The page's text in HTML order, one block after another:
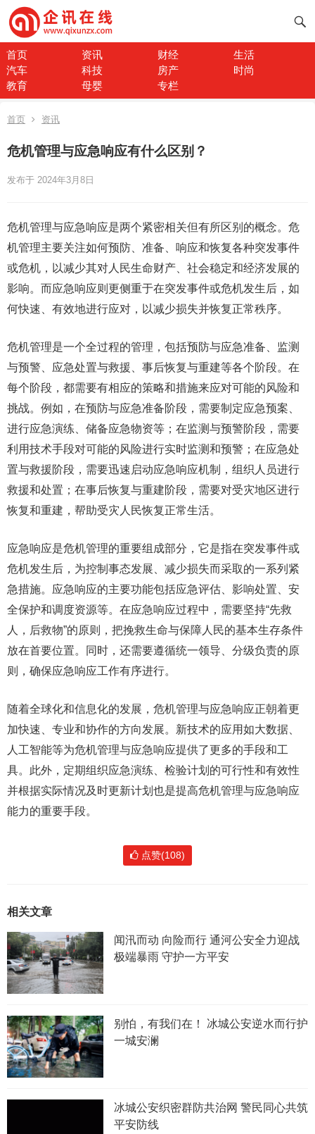
首页 资讯 财经
生活
汽车
科技 房产
时尚
教育
母婴 专栏
首页 资讯
危机管理与应急响应有什么区别？
发布于 2024年3月8日
危机管理与应急响应是两个紧密相关但有所区别的概念。危
机管理主要关注如何预防、准备、响应和恢复各种突发事件
或危机，以减少其对人民生命财产、社会稳定和经济发展的
影响。而应急响应则更侧重于在突发事件或危机发生后，如
何快速、有效地进行应对，以减少损失并恢复正常秩序。
危机管理是一个全过程的管理，包括预防与应急准备、监测
与预警、应急处置与救援、事后恢复与重建等各个阶段。在
每个阶段，都需要有相应的策略和措施来应对可能的风险和
挑战。例如，在预防与应急准备阶段，需要制定应急预案、
进行应急演练、储备应急物资等；在监测与预警阶段，需要
利用技术手段对可能的风险进行实时监测和预警；在应急处
置与救援阶段，需要迅速启动应急响应机制，组织人员进行
救援和处置；在事后恢复与重建阶段，需要对受灾地区进行
恢复和重建，帮助受灾人民恢复正常生活。
应急响应是危机管理的重要组成部分，它是指在突发事件或
危机发生后，为控制事态发展、减少损失而采取的一系列紧
急措施。应急响应的主要功能包括应急评估、影响处置、安
全保护和调度资源等。在应急响应过程中，需要坚持“先救
人，后救物”的原则，把挽救生命与保障人民的基本生存条件
放在首要位置。同时，还需要遵循统一领导、分级负责的原
则，确保应急响应工作有序进行。
随着全球化和信息化的发展，危机管理与应急响应正朝着更
加快速、专业和协作的方向发展。新技术的应用如大数据、
人工智能等为危机管理与应急响应提供了更多的手段和工
具。此外，定期组织应急演练、检验计划的可行性和有效性
并根据实际情况及时更新计划也是提高危机管理与应急响应
能力的重要手段。
点赞(108)
相关文章
闻汛而动 向险而行 通河公安全力迎战
极端暴雨 守护一方平安
别怕，有我们在！ 冰城公安逆水而行护
一城安澜
冰城公安织密群防共治网 警民同心共筑
平安防线